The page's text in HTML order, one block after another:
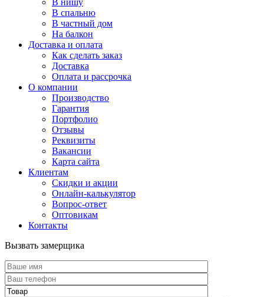
В нишу
В спальню
В частный дом
На балкон
Доставка и оплата
Как сделать заказ
Доставка
Оплата и рассрочка
О компании
Производство
Гарантия
Портфолио
Отзывы
Реквизиты
Вакансии
Карта сайта
Клиентам
Скидки и акции
Онлайн-калькулятор
Вопрос-ответ
Оптовикам
Контакты
Вызвать замерщика